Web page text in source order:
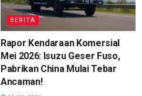
BERITA
Rapor Kendaraan Komersial
Mei 2026: Isuzu Geser Fuso,
Pabrikan China Mulai Tebar
Ancaman!